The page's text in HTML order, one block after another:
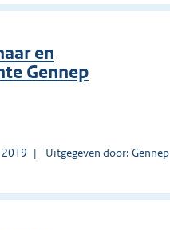
en
Gennep
Uitgegeven door: Gennep